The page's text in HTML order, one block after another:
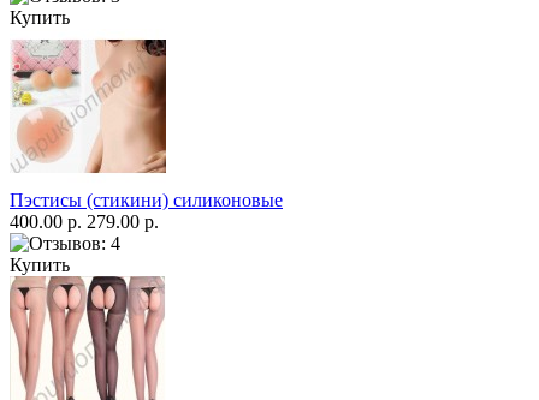
Купить
Пэстисы (стикини) силиконовые
400.00 р. 279.00 р.
Купить